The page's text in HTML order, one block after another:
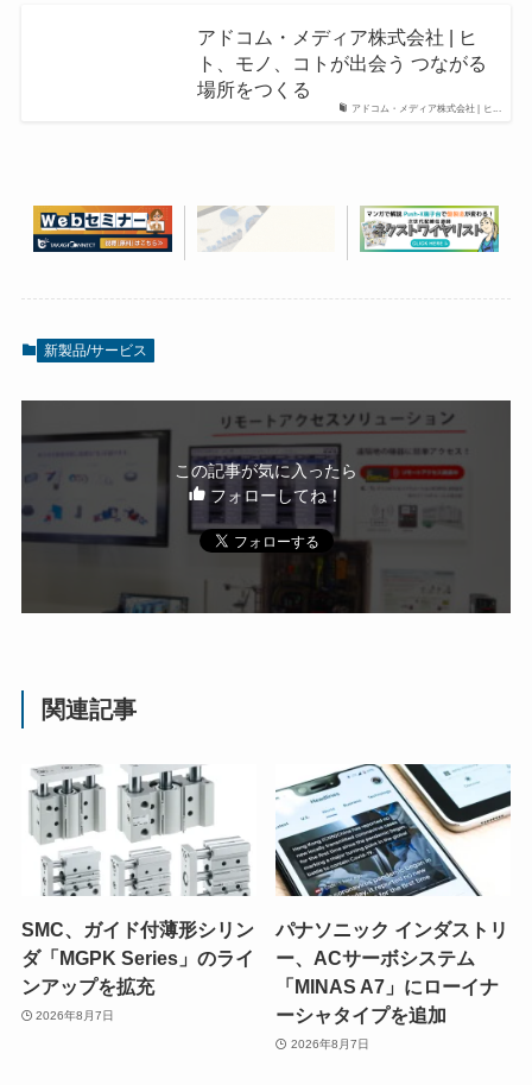
アドコム・メディア株式会社 | ヒ...
アドコム・メディア株式会社 | ヒ
ト、モノ、コトが出会う つながる
場所をつくる
新製品/サービス
この記事が気に入ったら
フォローしてね！
関連記事
SMC、ガイド付薄形シリン
ダ「MGPK Series」のライ
ンアップを拡充
2026年8月7日
パナソニック インダストリ
ー、ACサーボシステム
「MINAS A7」にローイナ
ーシャタイプを追加
2026年8月7日